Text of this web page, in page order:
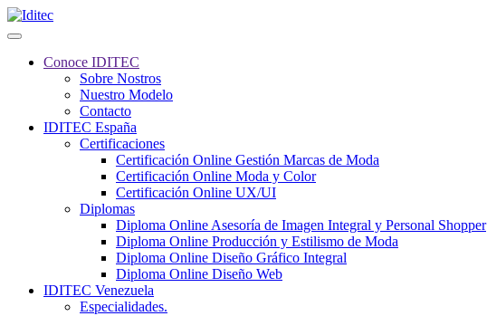
Conoce IDITEC
Sobre Nostros
Nuestro Modelo
Contacto
IDITEC España
Certificaciones
Certificación Online Gestión Marcas de Moda
Certificación Online Moda y Color
Certificación Online UX/UI
Diplomas
Diploma Online Asesoría de Imagen Integral y Personal Shopper
Diploma Online Producción y Estilismo de Moda
Diploma Online Diseño Gráfico Integral
Diploma Online Diseño Web
IDITEC Venezuela
Especialidades.